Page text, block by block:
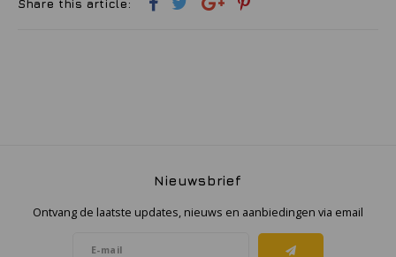
Share this article:
Nieuwsbrief
Ontvang de laatste updates, nieuws en aanbiedingen via email